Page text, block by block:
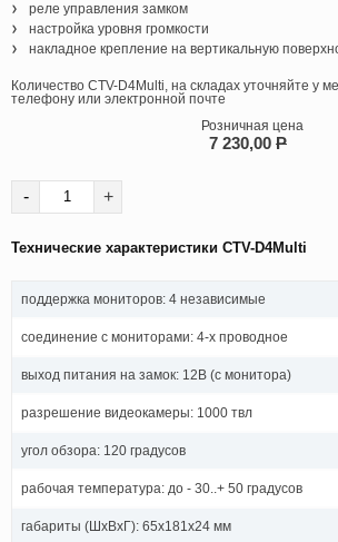
реле управления замком
настройка уровня громкости
накладное крепление на вертикальную
Количество CTV-D4Multi, на складах уточняйте у
телефону или электронной почте
Розничная цена
7 230,00 P
- +
Технические характеристики CTV-D4Multi
поддержка мониторов: 4 независимые
соединение с мониторами: 4-х проводное
выход питания на замок: 12В (с монитора)
разрешение видеокамеры: 1000 твл
угол обзора: 120 градусов
рабочая температура: до - 30..+ 50 градусов
габариты (ШхВхГ): 65х181х24 мм